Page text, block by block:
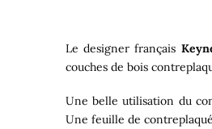
Le designer français
couches de bois
Une belle utilisation du
Une feuille de